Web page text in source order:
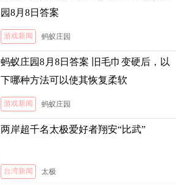
园8月8日答案
游戏新闻 蚂蚁庄园
蚂蚁庄园8月8日答案 旧毛巾变硬后，以
下哪种方法可以使其恢复柔软
游戏新闻 蚂蚁庄园
两岸超千名太极爱好者翔安“比武”
台湾新闻 太极